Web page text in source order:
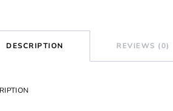
DESCRIPTION REVIEWS (0)